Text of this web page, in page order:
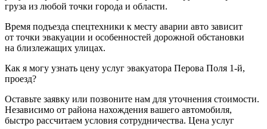
груза из любой точки города и области.
Время подъезда спецтехники к месту аварии авто зависит
от точки эвакуации и особенностей дорожной обстановки
на близлежащих улицах.
Как я могу узнать цену услуг эвакуатора Перова Поля 1-й,
проезд?
Оставьте заявку или позвоните нам для уточнения стоимости.
Независимо от района нахождения вашего автомобиля,
быстро рассчитаем условия сотрудничества. Цена услуг